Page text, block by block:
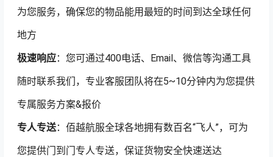
为您服务，确保您的物品能用最短的时间到达全球任何
地方
极速响应：您可通过400电话、Email、微信等沟通工具
随时联系我们，专业客服团队将在5~10分钟内为您提供
专属服务方案&报价
专人专送：佰越航服全球各地拥有数百名“飞人”，可为
您提供门到门专人专送，保证货物安全快速送达